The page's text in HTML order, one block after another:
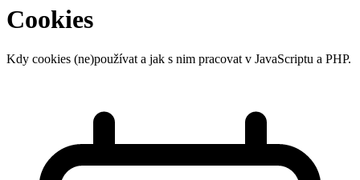
Cookies
Kdy cookies (ne)používat a jak s nim pracovat v JavaScriptu a PHP.